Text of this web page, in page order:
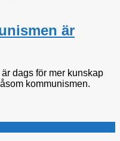
är
dags för mer kunskap
kommunismen.